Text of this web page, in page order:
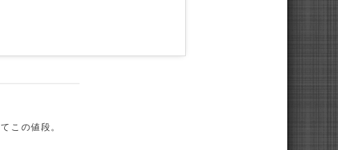
この値段。